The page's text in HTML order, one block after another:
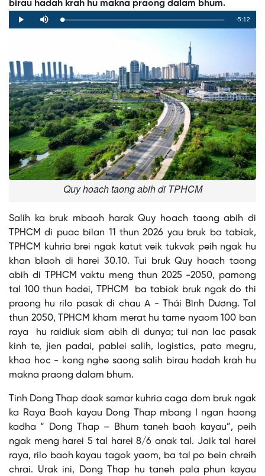
birau hadah krah hu makna praong dalam bhum.
Play Mute Loaded:
0%
Progress:
0%
Remaining
-5:12
Quy hoach taong abih di TPHCM
Salih ka bruk mbaoh harak Quy hoach taong abih di
TPHCM di puac bilan 11 thun 2026 yau bruk ba tabiak,
TPHCM kuhria brei ngak katut veik tukvak peih ngak hu
khan blaoh di harei 30.10. Tui bruk Quy hoach taong
abih di TPHCM vaktu meng thun 2025 -2050, pamong
tal 100 thun hadei, TPHCM ba tabiak bruk ngak do thi
praong hu rilo pasak di chau A - Thái Bình Dương. Tal
thun 2050, TPHCM kham merat hu tame nyaom 100 ban
raya hu raidiuk siam abih di dunya; tui nan lac pasak
kinh te, jien padai, pablei salih, logistics, pato megru,
khoa hoc - kong nghe saong salih birau hadah krah hu
makna praong dalam bhum.
Tinh Dong Thap daok samar kuhria caga dom bruk ngak
ka Raya Baoh kayau Dong Thap mbang I ngan haong
kadha “ Dong Thap – Bhum taneh baoh kayau”, peih
ngak meng harei 5 tal harei 8/6 anak tal. Jaik tal harei
raya, rilo baoh kayau tagok yaom, ba tal po bein chreih
chrai. Urak ini, Dong Thap hu taneh pala phun kayau